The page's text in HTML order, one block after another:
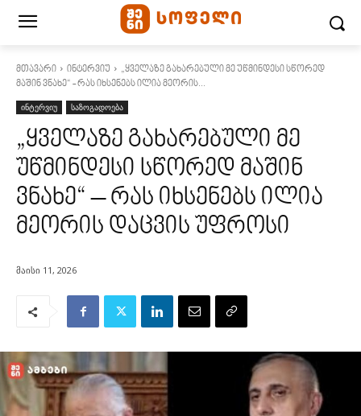
მთავარი ინტერვიუ
„ყველაზე გახარებული მე უწმინდესი სწორედ
მაშინ ვნახე“ - რას იხსენებს ილია მეორის...
ინტერვიუ საზოგადოება
„ყველაზე გახარებული მე
უწმინდესი სწორედ მაშინ
ვნახე“ – რას იხსენებს ილია
მეორის დაცვის უფროსი
მაისი 11, 2026